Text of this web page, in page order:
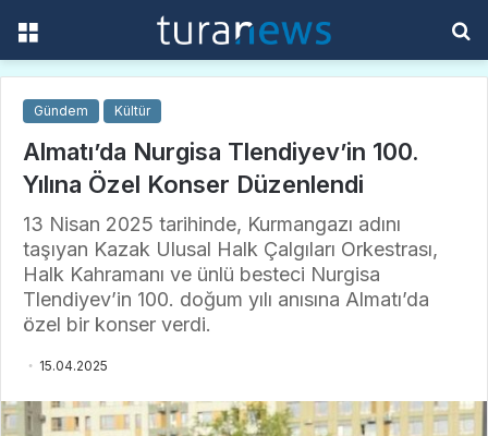
Gündem Kültür
Almatı’da Nurgisa Tlendiyev’in 100.
Yılına Özel Konser Düzenlendi
13 Nisan 2025 tarihinde, Kurmangazı adını
taşıyan Kazak Ulusal Halk Çalgıları Orkestrası,
Halk Kahramanı ve ünlü besteci Nurgisa
Tlendiyev’in 100. doğum yılı anısına Almatı’da
özel bir konser verdi.
15.04.2025